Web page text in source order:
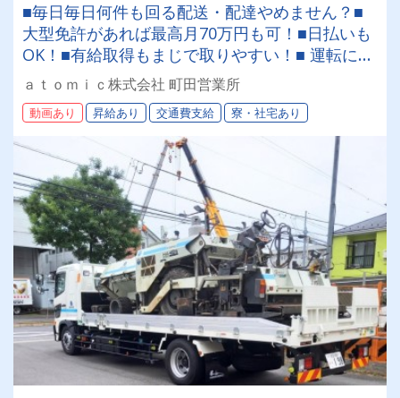
■毎日毎日何件も回る配送・配達やめません？■
大型免許があれば最高月70万円も可！■日払いも
OK！■有給取得もまじで取りやすい！■ 運転に集
中できる環境 ■社宅借り上げ制度もあり■本当に
稼ぎたい方歓迎！
ａｔｏｍｉｃ株式会社 町田営業所
動画あり 昇給あり 交通費支給 寮・社宅あり